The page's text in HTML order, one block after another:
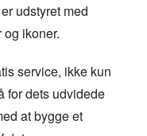
udstyret med
og ikoner.
service, ikke kun
for dets udvidede
at bygge et